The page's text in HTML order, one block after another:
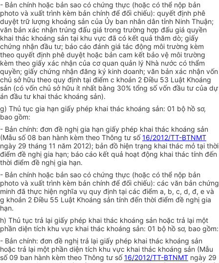
- Bản chính hoặc bản sao có chứng thực (hoặc có thể nộp bản
photo và xuất trình kèm bản chính để đối chiếu): quyết định phê
duyệt trữ lượng khoáng sản của Ủy ban nhân dân tỉnh Ninh Thuận;
văn bản xác nhận trúng đấu giá trong trường hợp đấu giá quyền
khai thác khoáng sản tại khu vực đã có kết quả thăm dò; giấy
chứng nhận đầu tư; báo cáo đánh giá tác động môi trường kèm
theo quyết định phê duyệt hoặc bản cam kết bảo vệ môi trường
kèm theo giấy xác nhận của cơ quan quản lý Nhà nước có thẩm
quyền; giấy chứng nhận đăng ký kinh doanh; văn bản xác nhận vốn
chủ sở hữu theo quy định tại điểm c khoản 2 Điều 53 Luật Khoáng
sản (có vốn chủ sở hữu ít nhất bằng 30% tổng số vốn đầu tư của dự
án đầu tư khai thác khoáng sản).
g) Thủ tục gia hạn giấy phép khai thác khoáng sản: 01 bộ hồ sơ,
bao gồm:
- Bản chính: đơn đề nghị gia hạn giấy phép khai thác khoáng sản
(Mẫu số 08 ban hành kèm theo Thông tư số16/2012/TT-BTNMT
ngày 29 tháng 11 năm 2012); bản đồ hiện trạng khai thác mỏ tại thời
điểm đề nghị gia hạn; báo cáo kết quả hoạt động khai thác tính đến
thời điểm đề nghị gia hạn.
- Bản chính hoặc bản sao có chứng thực (hoặc có thể nộp bản
photo và xuất trình kèm bản chính để đối chiếu): các văn bản chứng
minh đã thực hiện nghĩa vụ quy định tại các điểm a, b, c, d, đ, e và
g khoản 2 Điều 55 Luật Khoáng sản tính đến thời điểm đề nghị gia
hạn.
h) Thủ tục trả lại giấy phép khai thác khoáng sản hoặc trả lại một
phần diện tích khu vực khai thác khoáng sản: 01 bộ hồ sơ, bao gồm:
- Bản chính: đơn đề nghị trả lại giấy phép khai thác khoáng sản
hoặc trả lại một phần diện tích khu vực khai thác khoáng sản (Mẫu
số 09 ban hành kèm theo Thông tư số16/2012/TT-BTNMT ngày 29